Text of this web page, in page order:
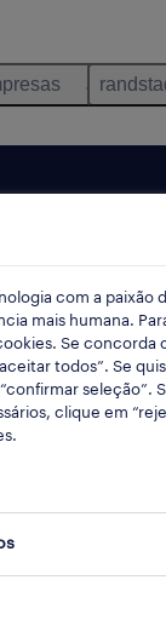
com a paixão
mais humana.
Se concorda
todos”. Se
seleção”.
clique em